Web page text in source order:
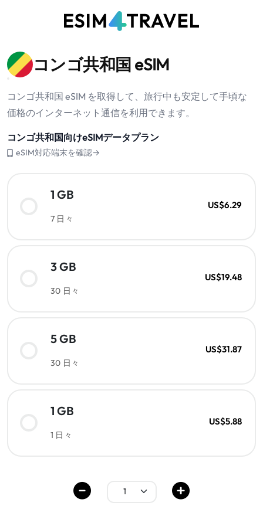
コンゴ共和国 eSIM
コンゴ共和国 eSIM を取得して、旅行中も安定して手頃な
価格のインターネット通信を利用できます。
コンゴ共和国向けeSIMデータプラン
eSIM対応端末を確認→
1 GB
7 日々
US$6.29
3 GB
30 日々
US$19.48
5 GB
30 日々
US$31.87
1 GB
1 日々
US$5.88